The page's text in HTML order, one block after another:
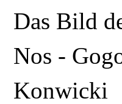
Das Bild
Nos -
Konwicki